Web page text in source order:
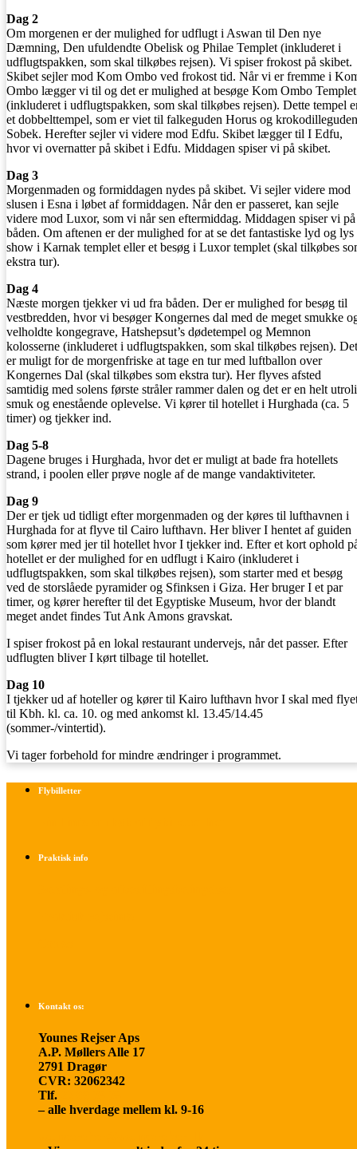
Dag 2
Om morgenen er der mulighed for udflugt i Aswan til Den nye
Dæmning, Den ufuldendte Obelisk og Philae Templet (inkluderet i
udflugtspakken, som skal tilkøbes rejsen). Vi spiser frokost på skibet.
Skibet sejler mod Kom Ombo ved frokost tid. Når vi er fremme i
Ombo lægger vi til og det er mulighed at besøge Kom Ombo Templet
(inkluderet i udflugtspakken, som skal tilkøbes rejsen). Dette tempel
et dobbelttempel, som er viet til falkeguden Horus og krokodilleguden
Sobek. Herefter sejler vi videre mod Edfu. Skibet lægger til I Edfu,
hvor vi overnatter på skibet i Edfu. Middagen spiser vi på skibet.
Dag 3
Morgenmaden og formiddagen nydes på skibet. Vi sejler videre mod
slusen i Esna i løbet af formiddagen. Når den er passeret, kan sejle
videre mod Luxor, som vi når sen eftermiddag. Middagen spiser vi på
båden. Om aftenen er der mulighed for at se det fantastiske lyd og lys
show i Karnak templet eller et besøg i Luxor templet (skal tilkøbes
ekstra tur).
Dag 4
Næste morgen tjekker vi ud fra båden. Der er mulighed for besøg til
vestbredden, hvor vi besøger Kongernes dal med de meget smukke
velholdte kongegrave, Hatshepsut’s dødetempel og Memnon
kolosserne (inkluderet i udflugtspakken, som skal tilkøbes rejsen). Det
er muligt for de morgenfriske at tage en tur med luftballon over
Kongernes Dal (skal tilkøbes som ekstra tur). Her flyves afsted
samtidig med solens første stråler rammer dalen og det er en helt
smuk og enestående oplevelse. Vi kører til hotellet i Hurghada (ca. 5
timer) og tjekker ind.
Dag 5-8
Dagene bruges i Hurghada, hvor det er muligt at bade fra hotellets
strand, i poolen eller prøve nogle af de mange vandaktiviteter.
Dag 9
Der er tjek ud tidligt efter morgenmaden og der køres til lufthavnen i
Hurghada for at flyve til Cairo lufthavn. Her bliver I hentet af guiden
som kører med jer til hotellet hvor I tjekker ind. Efter et kort ophold
hotellet er der mulighed for en udflugt i Kairo (inkluderet i
udflugtspakken, som skal tilkøbes rejsen), som starter med et besøg
ved de storslåede pyramider og Sfinksen i Giza. Her bruger I et par
timer, og kører herefter til det Egyptiske Museum, hvor der blandt
meget andet findes Tut Ank Amons gravskat.
I spiser frokost på en lokal restaurant undervejs, når det passer. Efter
udflugten bliver I kørt tilbage til hotellet.
Dag 10
I tjekker ud af hoteller og kører til Kairo lufthavn hvor I skal med
til Kbh. kl. ca. 10. og med ankomst kl. 13.45/14.45
(sommer-/vintertid).
Vi tager forbehold for mindre ændringer i programmet.
Flybilletter
Praktisk info
Kontakt os:
Younes Rejser Aps
A.P. Møllers Alle 17
2791 Dragør
CVR: 32062342
Tlf.
– alle hverdage mellem kl. 9-16